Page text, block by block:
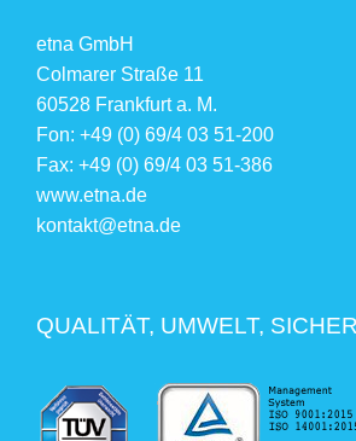
etna GmbH
Colmarer Straße 11
60528 Frankfurt a. M.
Fon: +49 (0) 69/4 03 51-200
Fax: +49 (0) 69/4 03 51-386
www.etna.de
kontakt@etna.de
QUALITÄT, UMWELT,